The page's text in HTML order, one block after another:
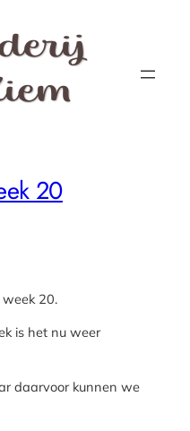
20
20.
is het nu weer
daarvoor kunnen we